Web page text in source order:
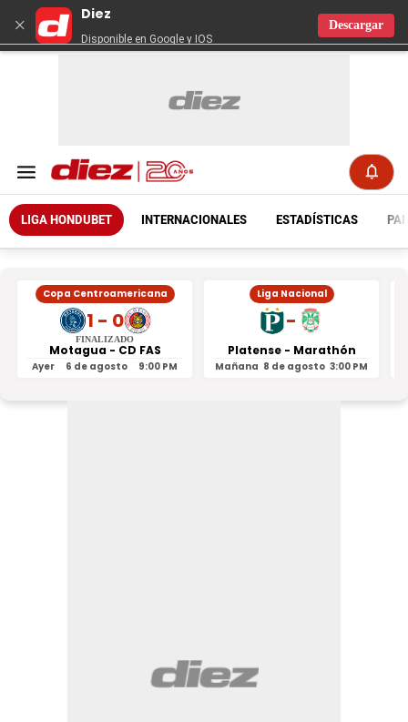
×
Diez
Disponible en Google y IOS
Descargar
LIGA HONDUBET INTERNACIONALES ESTADÍSTICAS
Copa Centroamericana
1 - 0
FINALIZADO
Motagua - CD FAS
Ayer 6 de agosto 9:00 PM
Liga Nacional
-
Platense - Marathón
Mañana 8 de agosto 3:00 PM